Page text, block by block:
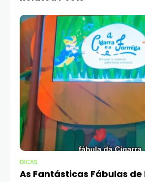
DICAS
As Fantásticas Fábulas de